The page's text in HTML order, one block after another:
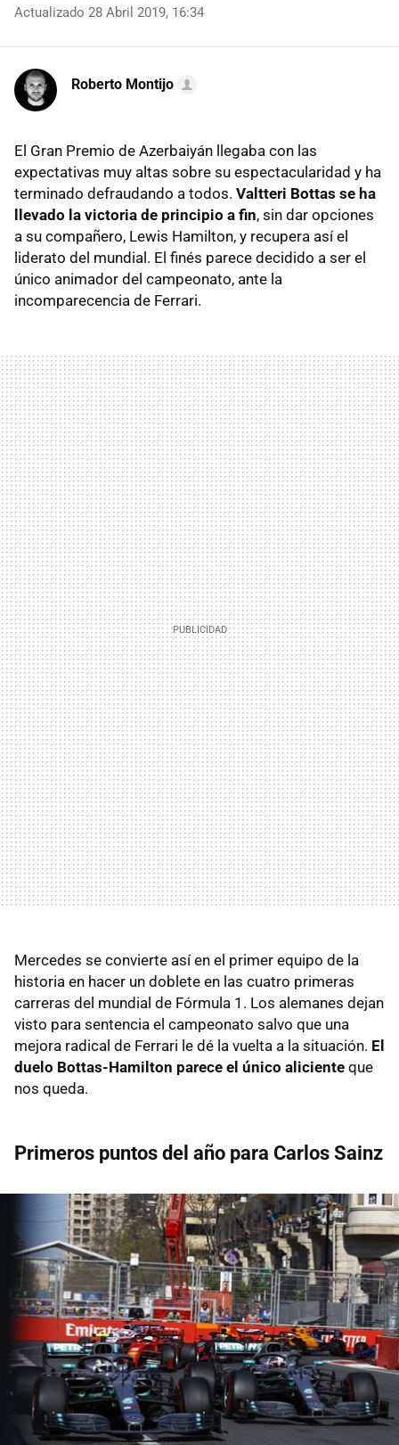
Actualizado 28 Abril 2019, 16:34
Roberto Montijo
El Gran Premio de Azerbaiyán llegaba con las
expectativas muy altas sobre su espectacularidad y ha
terminado defraudando a todos. Valtteri Bottas se ha
llevado la victoria de principio a fin, sin dar opciones
a su compañero, Lewis Hamilton, y recupera así el
liderato del mundial. El finés parece decidido a ser el
único animador del campeonato, ante la
incomparecencia de Ferrari.
Mercedes se convierte así en el primer equipo de la
historia en hacer un doblete en las cuatro primeras
carreras del mundial de Fórmula 1. Los alemanes dejan
visto para sentencia el campeonato salvo que una
mejora radical de Ferrari le dé la vuelta a la situación. El
duelo Bottas-Hamilton parece el único aliciente que
nos queda.
Primeros puntos del año para Carlos Sainz